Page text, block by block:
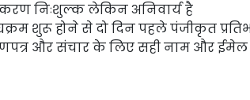
निःशुल्क लेकिन अनिवार्य है
शुरू होने से दो दिन पहले पंजीकृत
और संचार के लिए सही नाम और ईमेल